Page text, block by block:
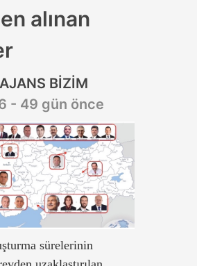
alınan
BİZİM
- 49 gün önce
sürelerinin